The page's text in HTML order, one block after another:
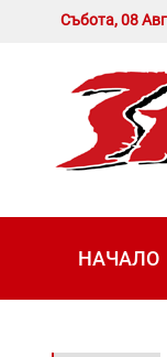
Събота, 08
НАЧАЛО